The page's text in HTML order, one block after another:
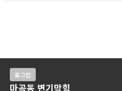
로그인
마곡동 변기막힘